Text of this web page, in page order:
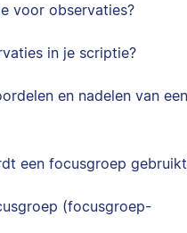
voor observaties?
in je scriptie?
en nadelen van een
een focusgroep
(focusgroep-